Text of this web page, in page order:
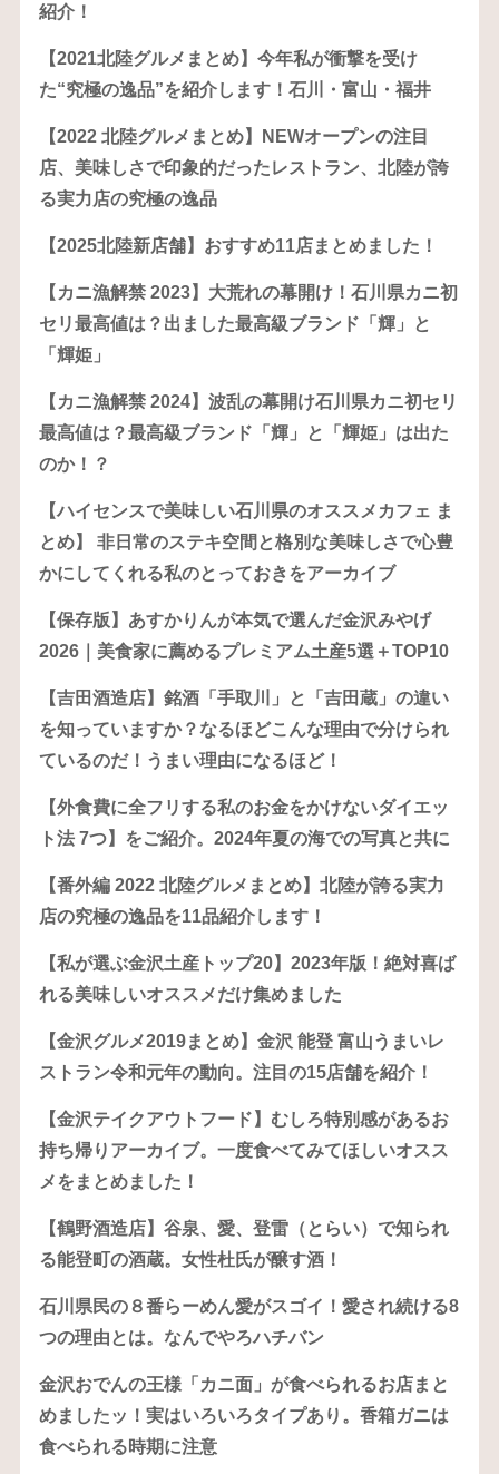
紹介！
【2021北陸グルメまとめ】今年私が衝撃を受け
た“究極の逸品”を紹介します！石川・富山・福井
【2022 北陸グルメまとめ】NEWオープンの注目
店、美味しさで印象的だったレストラン、北陸が誇
る実力店の究極の逸品
【2025北陸新店舗】おすすめ11店まとめました！
【カニ漁解禁 2023】大荒れの幕開け！石川県カニ初
セリ最高値は？出ました最高級ブランド「輝」と
「輝姫」
【カニ漁解禁 2024】波乱の幕開け石川県カニ初セリ
最高値は？最高級ブランド「輝」と「輝姫」は出た
のか！？
【ハイセンスで美味しい石川県のオススメカフェ ま
とめ】 非日常のステキ空間と格別な美味しさで心豊
かにしてくれる私のとっておきをアーカイブ
【保存版】あすかりんが本気で選んだ金沢みやげ
2026｜美食家に薦めるプレミアム土産5選＋TOP10
【吉田酒造店】銘酒「手取川」と「吉田蔵」の違い
を知っていますか？なるほどこんな理由で分けられ
ているのだ！うまい理由になるほど！
【外食費に全フリする私のお金をかけないダイエッ
ト法 7つ】をご紹介。2024年夏の海での写真と共に
【番外編 2022 北陸グルメまとめ】北陸が誇る実力
店の究極の逸品を11品紹介します！
【私が選ぶ金沢土産トップ20】2023年版！絶対喜ば
れる美味しいオススメだけ集めました
【金沢グルメ2019まとめ】金沢 能登 富山うまいレ
ストラン令和元年の動向。注目の15店舗を紹介！
【金沢テイクアウトフード】むしろ特別感があるお
持ち帰りアーカイブ。一度食べてみてほしいオスス
メをまとめました！
【鶴野酒造店】谷泉、愛、登雷（とらい）で知られ
る能登町の酒蔵。女性杜氏が醸す酒！
石川県民の８番らーめん愛がスゴイ！愛され続ける8
つの理由とは。なんでやろハチバン
金沢おでんの王様「カニ面」が食べられるお店まと
めましたッ！実はいろいろタイプあり。香箱ガニは
食べられる時期に注意